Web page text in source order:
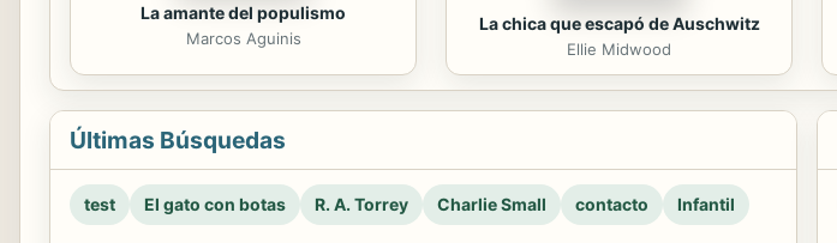
La amante del populismo
Marcos Aguinis
La chica que escapó de Auschwitz
Ellie Midwood
Últimas Búsquedas
test El gato con botas R. A. Torrey Charlie Small contacto Infantil